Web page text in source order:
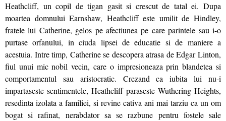
Heathcliff, un copil de tigan gasit si crescut de tatal ei. Dupa
moartea domnului Earnshaw, Heathcliff este umilit de Hindley,
fratele lui Catherine, gelos pe afectiunea pe care parintele sau i-o
purtase orfanului, in ciuda lipsei de educatie si de maniere a
acestuia. Intre timp, Catherine se descopera atrasa de Edgar Linton,
fiul unui mic nobil vecin, care o impresioneaza prin blandetea si
comportamentul sau aristocratic. Crezand ca iubita lui nu-i
impartaseste sentimentele, Heathcliff paraseste Wuthering Heights,
resedinta izolata a familiei, si revine cativa ani mai tarziu ca un om
bogat si rafinat, nerabdator sa se razbune pentru fostele sale